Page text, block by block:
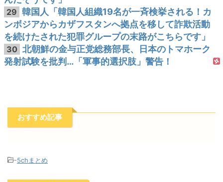
29 韓国人「韓国人組織19名が一斉検挙される！カ
ンボジアからカザフスタンへ拠点を移して詐欺活動
を続けたされた犯罪グループの末路がこちらです」
30 北朝鮮の金与正党総務部長、日本のトマホーク
発射試験を批判…「軍事的選択肢」警告！
おすすめ記事
-5chまとめ